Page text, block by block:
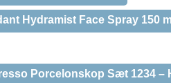
Hydramist Face Spray 150
Porcelonskop Sæt 1234 –